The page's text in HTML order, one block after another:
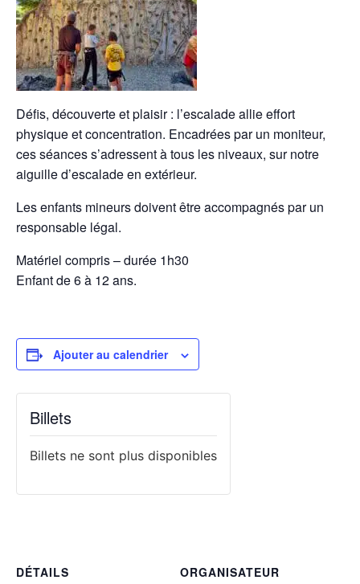
Défis, découverte et plaisir : l’escalade allie effort
physique et concentration. Encadrées par un moniteur,
ces séances s’adressent à tous les niveaux, sur notre
aiguille d’escalade en extérieur.
Les enfants mineurs doivent être accompagnés par un
responsable légal.
Matériel compris – durée 1h30
Enfant de 6 à 12 ans.
Ajouter au calendrier
DÉTAILS
ORGANISATEUR
Billets
Billets ne sont plus disponibles